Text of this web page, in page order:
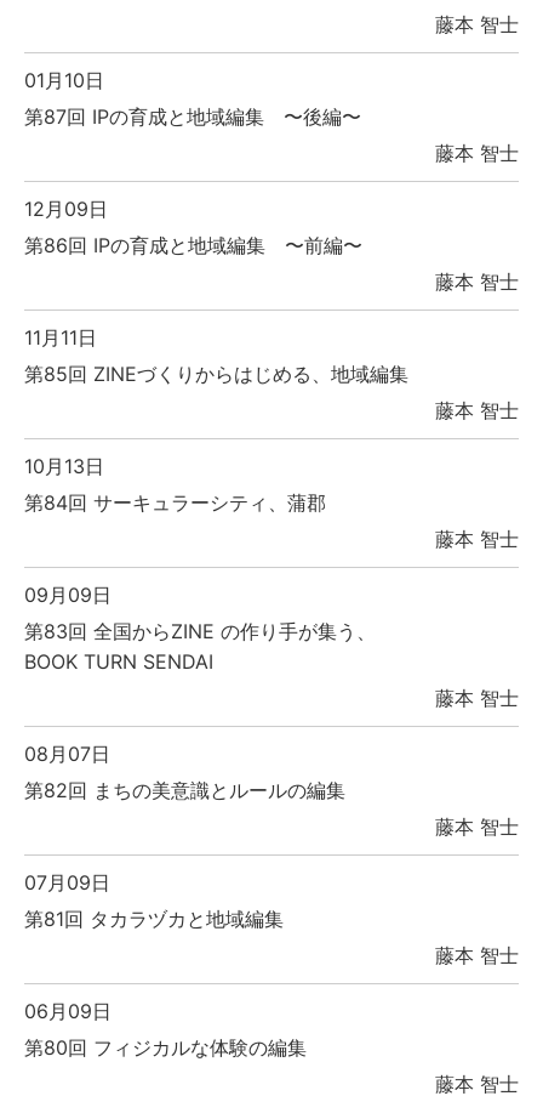
藤本 智士
01月10日
第87回 IPの育成と地域編集 〜後編〜
藤本 智士
12月09日
第86回 IPの育成と地域編集 〜前編〜
藤本 智士
11月11日
第85回 ZINEづくりからはじめる、地域編集
藤本 智士
10月13日
第84回 サーキュラーシティ、蒲郡
藤本 智士
09月09日
第83回 全国からZINE の作り手が集う、
BOOK TURN SENDAI
藤本 智士
08月07日
第82回 まちの美意識とルールの編集
藤本 智士
07月09日
第81回 タカラヅカと地域編集
藤本 智士
06月09日
第80回 フィジカルな体験の編集
藤本 智士